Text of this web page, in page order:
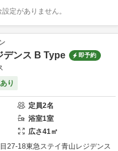
定がありません。
デンス B Type 即予約
り
定員2名
浴室1室
広さ41㎡
27-18東急ステイ青山レジデンス